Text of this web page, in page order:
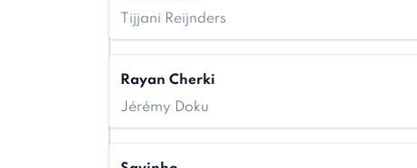
Tijjani Reijnders
Rayan Cherki
Jérémy Doku